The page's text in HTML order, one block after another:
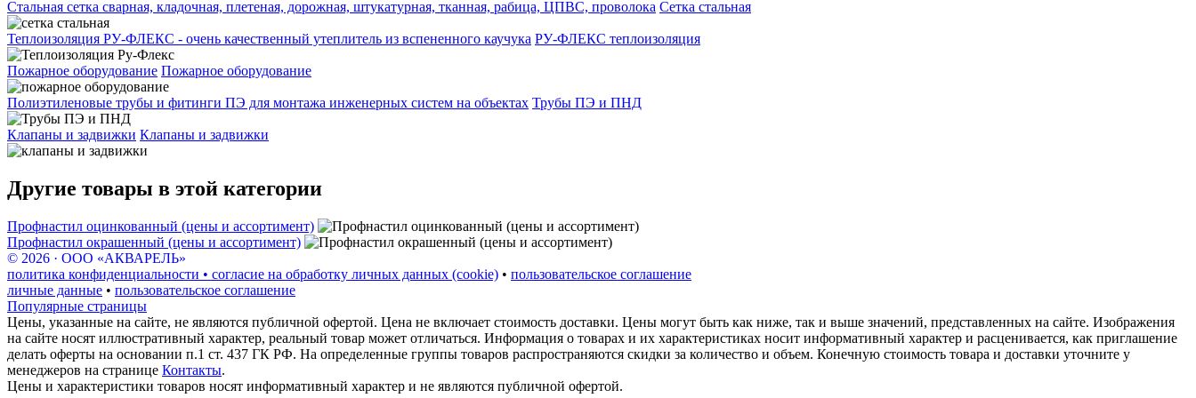
Стальная сетка сварная, кладочная, плетеная, дорожная, штукатурная, тканная, рабица, ЦПВС, проволока Сетка стальная
Теплоизоляция РУ-ФЛЕКС - очень качественный утеплитель из вспененного каучука РУ-ФЛЕКС теплоизоляция
Пожарное оборудование Пожарное оборудование
Полиэтиленовые трубы и фитинги ПЭ для монтажа инженерных систем на объектах Трубы ПЭ и ПНД
Клапаны и задвижки Клапаны и задвижки
Другие товары в этой категории
Профнастил оцинкованный (цены и ассортимент)
Профнастил окрашенный (цены и ассортимент)
© 2026 · ООО «АКВАРЕЛЬ»
политика конфиденциальности • согласие на обработку личных данных (cookie) • пользовательское соглашение
личные данные • пользовательское соглашение
Популярные страницы
Цены, указанные на сайте, не являются публичной офертой. Цена не включает стоимость доставки. Цены могут быть как ниже, так и выше значений, представленных на сайте. Изображения
на сайте носят иллюстративный характер, реальный товар может отличаться. Информация о товарах и их характеристиках носит информативный характер и расценивается, как приглашение
делать оферты на основании п.1 ст. 437 ГК РФ. На определенные группы товаров распространяются скидки за количество и объем. Конечную стоимость товара и доставки уточните у
менеджеров на странице Контакты.
Цены и характеристики товаров носят информативный характер и не являются публичной офертой.